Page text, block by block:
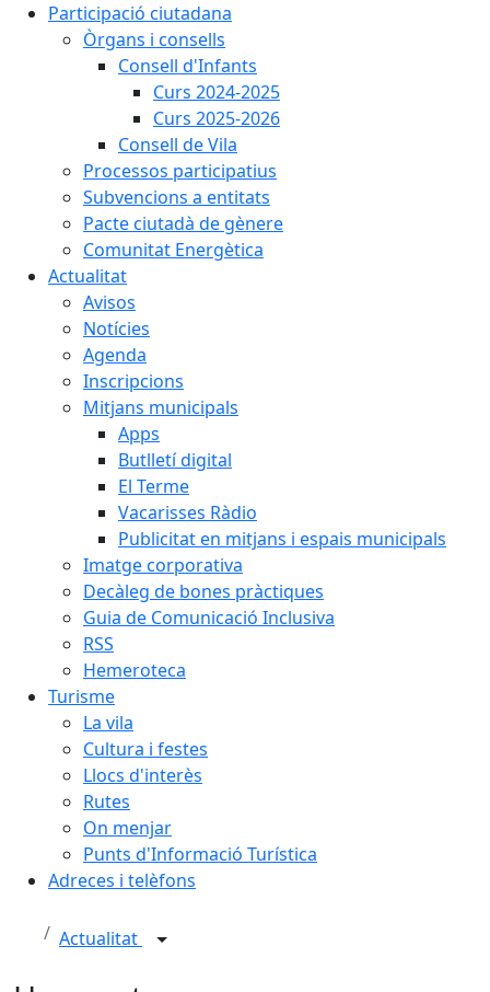
Participació ciutadana
Òrgans i consells
Consell d'Infants
Curs 2024-2025
Curs 2025-2026
Consell de Vila
Processos participatius
Subvencions a entitats
Pacte ciutadà de gènere
Comunitat Energètica
Actualitat
Avisos
Notícies
Agenda
Inscripcions
Mitjans municipals
Apps
Butlletí digital
El Terme
Vacarisses Ràdio
Publicitat en mitjans i espais municipals
Imatge corporativa
Decàleg de bones pràctiques
Guia de Comunicació Inclusiva
RSS
Hemeroteca
Turisme
La vila
Cultura i festes
Llocs d'interès
Rutes
On menjar
Punts d'Informació Turística
Adreces i telèfons
Actualitat